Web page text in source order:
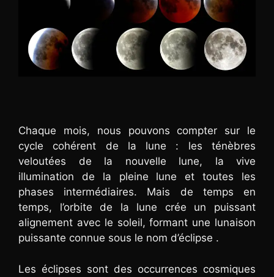
Chaque mois, nous pouvons compter sur le
cycle cohérent de la lune : les ténèbres
veloutées de la nouvelle lune, la vive
illumination de la pleine lune et toutes les
phases intermédiaires. Mais de temps en
temps, l’orbite de la lune crée un puissant
alignement avec le soleil, formant une lunaison
puissante connue sous le nom d’éclipse .
Les éclipses sont des occurrences cosmiques